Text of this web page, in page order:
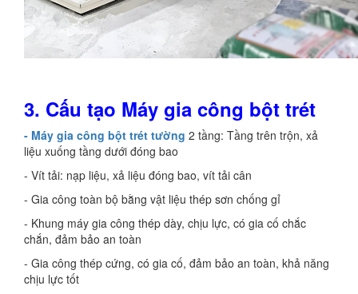
3. Cấu tạo Máy gia công bột trét
- Máy gia công bột trét tường 2 tầng: Tầng trên trộn, xả
liệu xuống tầng dưới đóng bao
- Vít tải: nạp liệu, xả liệu đóng bao, vít tải cân
- Gia công toàn bộ bằng vật liệu thép sơn chống gỉ
- Khung máy gia công thép dày, chịu lực, có gia cố chắc
chắn, đảm bảo an toàn
- Gia công thép cứng, có gia cố, đảm bảo an toàn, khả năng
chịu lực tốt